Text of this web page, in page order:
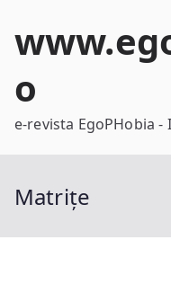
o
e-revista EgoPHobia -
Matrițe